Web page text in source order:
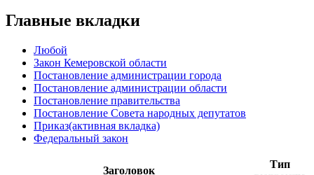
Главные вкладки
Любой
Закон Кемеровской области
Постановление администрации города
Постановление администрации области
Постановление правительства
Постановление Совета народных депутатов
Приказ(активная вкладка)
Федеральный закон
Заголовок
Тип